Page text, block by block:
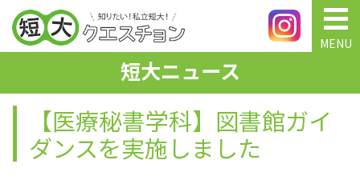
MENU
短大ニュース
【医療秘書学科】図書館ガイ
ダンスを実施しました